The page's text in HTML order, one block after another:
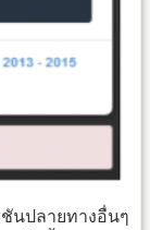
นปลายทางอื่นๆ